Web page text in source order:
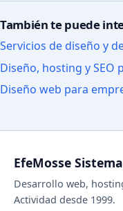
También te puede
Servicios de diseño y
Diseño, hosting y SEO
Diseño web para
EfeMosse
Desarrollo web,
Actividad desde 1999.